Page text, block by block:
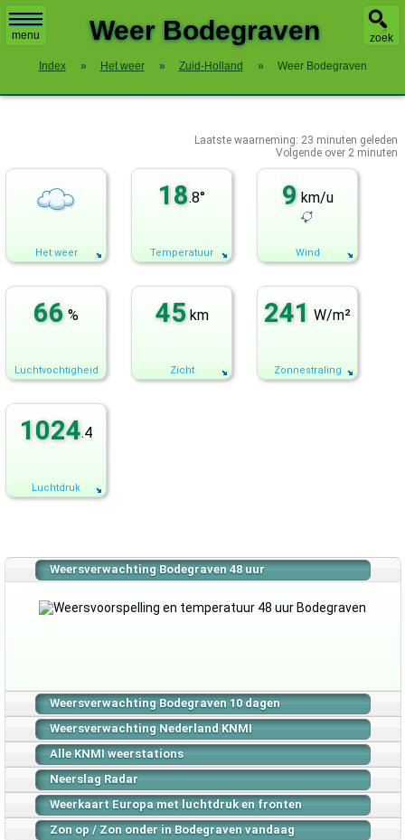
menu zoek
Weer Bodegraven
Index » Het weer » Zuid-Holland » Weer Bodegraven
Laatste waarneming: 23 minuten geleden
Volgende over 2 minuten
Het weer
18.8°
Temperatuur
9 km/u
Wind
66 %
Luchtvochtigheid
45 km
Zicht
241 W/m²
Zonnestraling
1024.4
Luchtdruk
Weersverwachting Bodegraven 48 uur
Weersverwachting Bodegraven 10 dagen
Weersverwachting Nederland KNMI
Alle KNMI weerstations
Neerslag Radar
Weerkaart Europa met luchtdruk en fronten
Zon op / Zon onder in Bodegraven vandaag